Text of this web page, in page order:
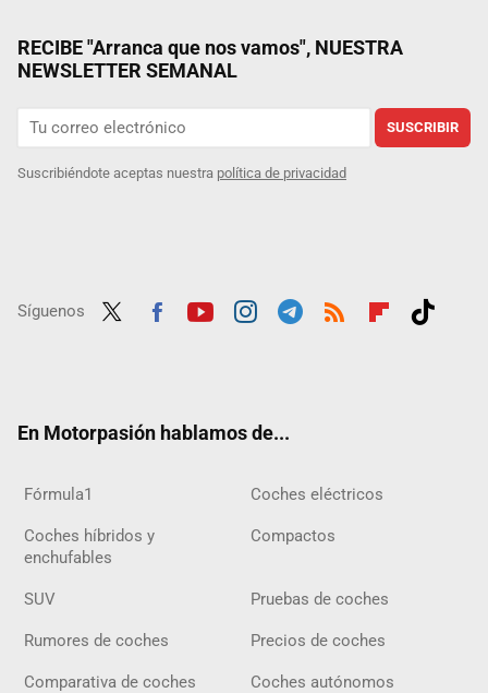
RECIBE "Arranca que nos vamos", NUESTRA
NEWSLETTER SEMANAL
SUSCRIBIR
Suscribiéndote aceptas nuestra política de privacidad
Síguenos
En Motorpasión hablamos de...
Fórmula1 Coches eléctricos
Coches híbridos y
enchufables
Compactos
SUV Pruebas de coches
Rumores de coches Precios de coches
Comparativa de coches Coches autónomos